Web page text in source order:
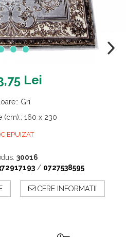
Lei
: Gri
(cm):: 160 x 230
EPUIZAT
30016
/ 0727538595
CERE INFORMATII